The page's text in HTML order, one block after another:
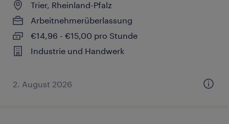
Trier, Rheinland-Pfalz
Arbeitnehmerüberlassung
€14,96 - €15,00 pro Stunde
Industrie und Handwerk
2. August 2026